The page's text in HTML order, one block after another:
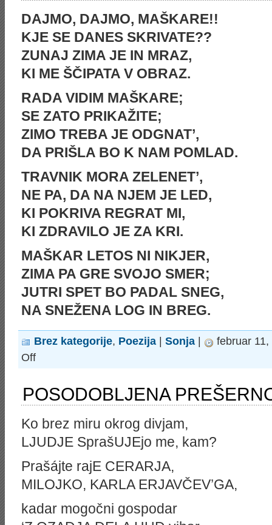
DAJMO, DAJMO, MAŠKARE!!
KJE SE DANES SKRIVATE??
ZUNAJ ZIMA JE IN MRAZ,
KI ME ŠČIPATA V OBRAZ.
RADA VIDIM MAŠKARE;
SE ZATO PRIKAŽITE;
ZIMO TREBA JE ODGNAT’,
DA PRIŠLA BO K NAM POMLAD.
TRAVNIK MORA ZELENET’,
NE PA, DA NA NJEM JE LED,
KI POKRIVA REGRAT MI,
KI ZDRAVILO JE ZA KRI.
MAŠKAR LETOS NI NIKJER,
ZIMA PA GRE SVOJO SMER;
JUTRI SPET BO PADAL SNEG,
NA SNEŽENA LOG IN BREG.
Brez kategorije, Poezija Sonja
februar
Offon
POSODOBLJENA
Ko brez miru okrog divjam,
LJUDJE SprašUJEjo me, kam?
Prašájte rajE CERARJA,
MILOJKO, KARLA ERJAVČEV’GA,
kadar mogočni gospodar